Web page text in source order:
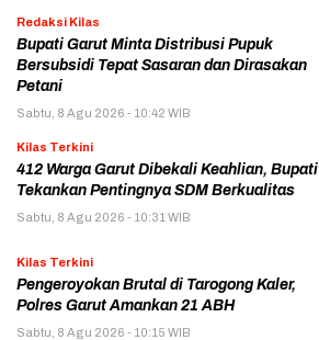
Redaksi Kilas
Bupati Garut Minta Distribusi Pupuk
Bersubsidi Tepat Sasaran dan Dirasakan
Petani
Sabtu, 8 Agu 2026 - 10:42 WIB
Kilas Terkini
412 Warga Garut Dibekali Keahlian, Bupati
Tekankan Pentingnya SDM Berkualitas
Sabtu, 8 Agu 2026 - 10:31 WIB
Kilas Terkini
Pengeroyokan Brutal di Tarogong Kaler,
Polres Garut Amankan 21 ABH
Sabtu, 8 Agu 2026 - 10:15 WIB